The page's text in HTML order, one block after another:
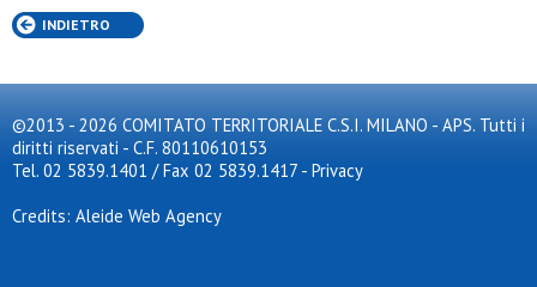
INDIETRO
©2013 - 2026 COMITATO TERRITORIALE C.S.I. MILANO - APS. Tutti i
diritti riservati - C.F. 80110610153
Tel. 02 5839.1401 / Fax 02 5839.1417 - Privacy
Credits: Aleide Web Agency